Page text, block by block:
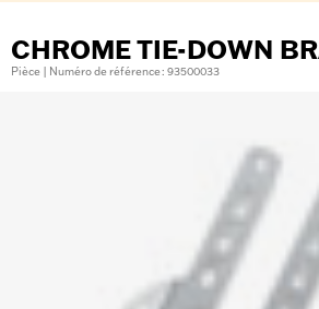
CHROME TIE-DOWN
Pièce | Numéro de référence : 93500033